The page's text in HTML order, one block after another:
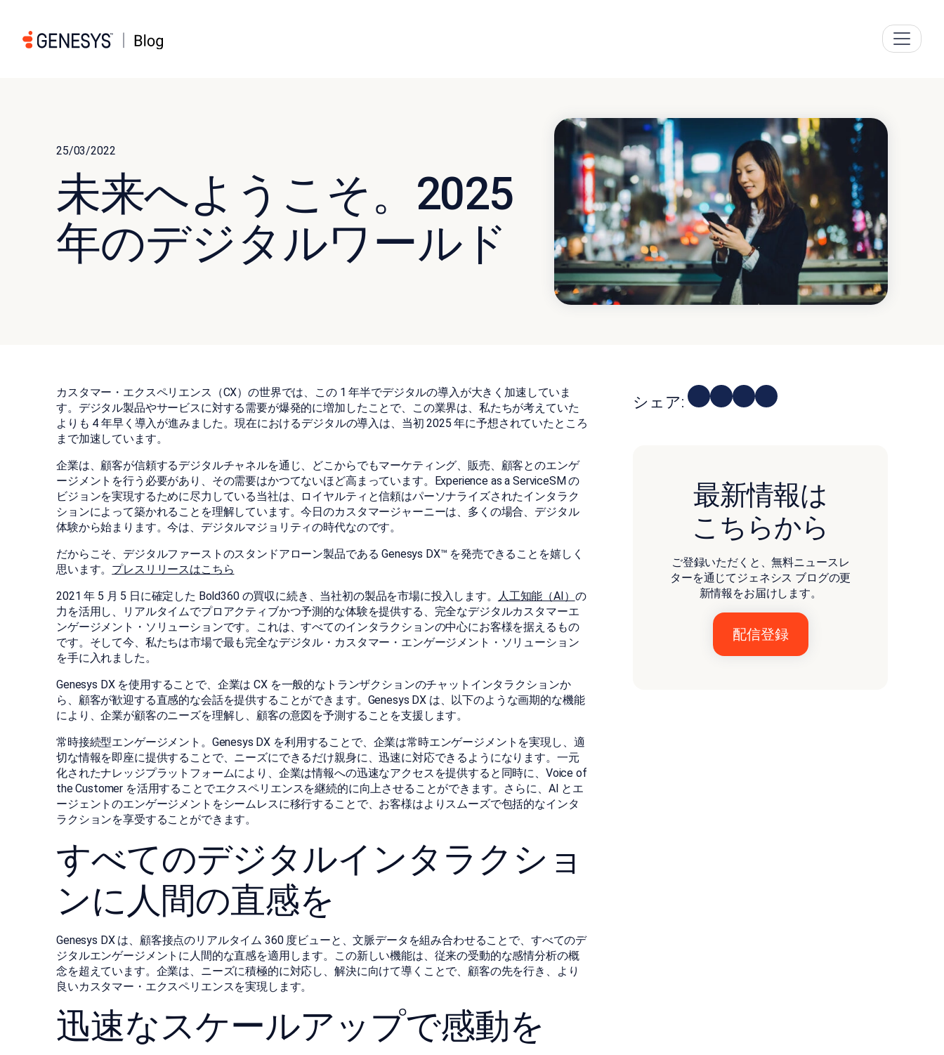
25/03/2022
未来へようこそ。2025
年のデジタルワールド
カスタマー・エクスペリエンス（CX）の世界では、この 1 年半でデジタルの導入が大きく加速していま
す。デジタル製品やサービスに対する需要が爆発的に増加したことで、この業界は、私たちが考えていた
よりも 4 年早く導入が進みました。現在におけるデジタルの導入は、当初 2025 年に予想されていたところ
まで加速しています。
企業は、顧客が信頼するデジタルチャネルを通じ、どこからでもマーケティング、販売、顧客とのエンゲ
ージメントを行う必要があり、その需要はかつてないほど高まっています。Experience as a ServiceSM の
ビジョンを実現するために尽力している当社は、ロイヤルティと信頼はパーソナライズされたインタラク
ションによって築かれることを理解しています。今日のカスタマージャーニーは、多くの場合、デジタル
体験から始まります。今は、デジタルマジョリティの時代なのです。
だからこそ、デジタルファーストのスタンドアローン製品である Genesys DX™ を発売できることを嬉しく
思います。 プレスリリースはこちら
2021 年 5 月 5 日に確定した Bold360 の買収に続き、当社初の製品を市場に投入します。
人工知能（AI） の
力を活用し、リアルタイムでプロアクティブかつ予測的な体験を提供する、完全なデジタルカスタマーエ
ンゲージメント・ソリューションです。これは、すべてのインタラクションの中心にお客様を据えるもの
です。そして今、私たちは市場で最も完全なデジタル・カスタマー・エンゲージメント・ソリューション
を手に入れました。
Genesys DX を使用することで、企業は CX を一般的なトランザクションのチャットインタラクションか
ら、顧客が歓迎する直感的な会話を提供することができます。Genesys DX は、以下のような画期的な機能
により、企業が顧客のニーズを理解し、顧客の意図を予測することを支援します。
常時接続型エンゲージメント。Genesys DX を利用することで、企業は常時エンゲージメントを実現し、適
切な情報を即座に提供することで、ニーズにできるだけ親身に、迅速に対応できるようになります。一元
化されたナレッジプラットフォームにより、企業は情報への迅速なアクセスを提供すると同時に、Voice of
the Customer を活用することでエクスペリエンスを継続的に向上させることができます。さらに、AI とエ
ージェントのエンゲージメントをシームレスに移行することで、お客様はよりスムーズで包括的なインタ
ラクションを享受することができます。
すべてのデジタルインタラクショ
ンに人間の直感を
Genesys DX は、顧客接点のリアルタイム 360 度ビューと、文脈データを組み合わせることで、すべてのデ
ジタルエンゲージメントに人間的な直感を適用します。この新しい機能は、従来の受動的な感情分析の概
念を超えています。企業は、ニーズに積極的に対応し、解決に向けて導くことで、顧客の先を行き、より
良いカスタマー・エクスペリエンスを実現します。
迅速なスケールアップで感動を
シェア:
最新情報は
こちらから
ご登録いただくと、無料ニュースレ
ターを通じてジェネシス ブログの更
新情報をお届けします。